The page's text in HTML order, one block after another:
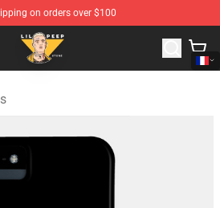
on orders over $100
Lil Peep Merchandise Shop